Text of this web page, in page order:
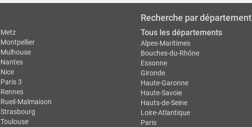
Metz
Montpellier
Mulhouse
Nantes
Nice
Paris 3
Rennes
Rueil-Malmaison
Strasbourg
Toulouse
Recherche par département
Tous les départements
Alpes-Maritimes
Bouches-du-Rhône
Essonne
Gironde
Haute-Garonne
Haute-Savoie
Hauts-de-Seine
Loire-Atlantique
Paris